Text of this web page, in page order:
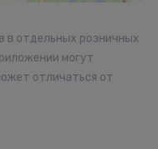
в отдельных розничных
могут
отличаться от